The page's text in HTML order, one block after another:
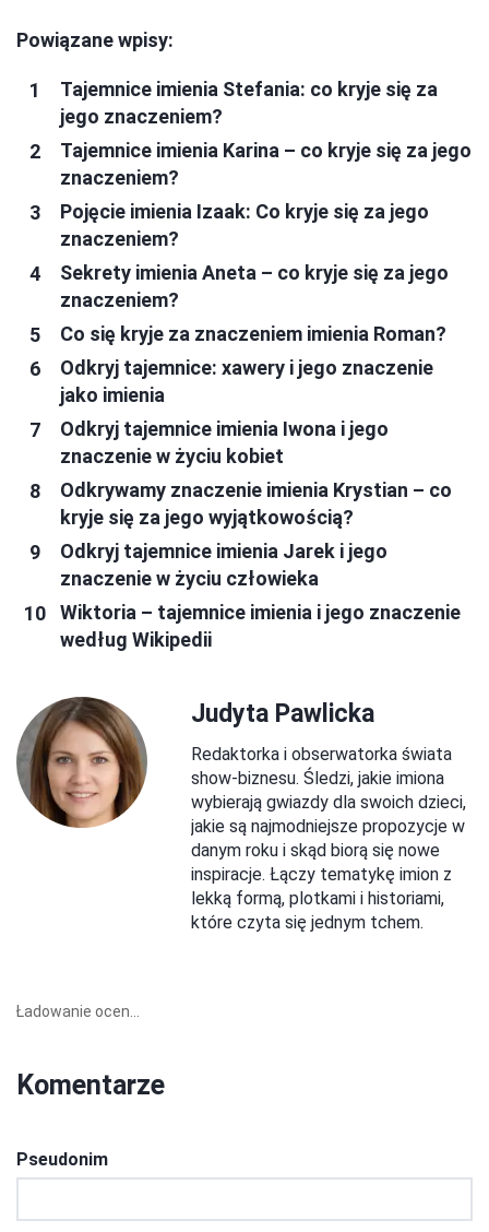
Powiązane wpisy:
Tajemnice imienia Stefania: co kryje się za
jego znaczeniem?
Tajemnice imienia Karina – co kryje się za jego
znaczeniem?
Pojęcie imienia Izaak: Co kryje się za jego
znaczeniem?
Sekrety imienia Aneta – co kryje się za jego
znaczeniem?
Co się kryje za znaczeniem imienia Roman?
Odkryj tajemnice: xawery i jego znaczenie
jako imienia
Odkryj tajemnice imienia Iwona i jego
znaczenie w życiu kobiet
Odkrywamy znaczenie imienia Krystian – co
kryje się za jego wyjątkowością?
Odkryj tajemnice imienia Jarek i jego
znaczenie w życiu człowieka
Wiktoria – tajemnice imienia i jego znaczenie
według Wikipedii
Judyta Pawlicka
Redaktorka i obserwatorka świata
show-biznesu. Śledzi, jakie imiona
wybierają gwiazdy dla swoich dzieci,
jakie są najmodniejsze propozycje w
danym roku i skąd biorą się nowe
inspiracje. Łączy tematykę imion z
lekką formą, plotkami i historiami,
które czyta się jednym tchem.
Ładowanie ocen...
Komentarze
Pseudonim